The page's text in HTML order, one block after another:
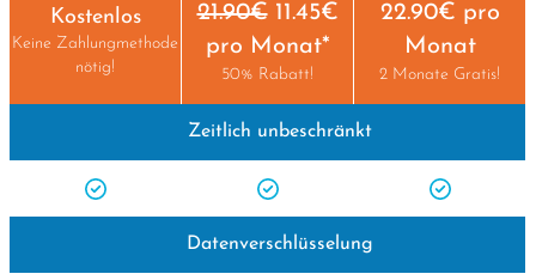
Kostenlos
Keine Zahlungmethode
nötig!
21.90€11.45€
pro Monat*
50% Rabatt!
22.90€ pro
Monat
2 Monate Gratis!
Zeitlich unbeschränkt
Datenverschlüsselung